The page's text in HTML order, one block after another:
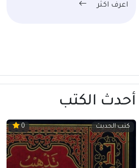
اعرف اكثر
أحدث الكتب
كتب الحديث 0